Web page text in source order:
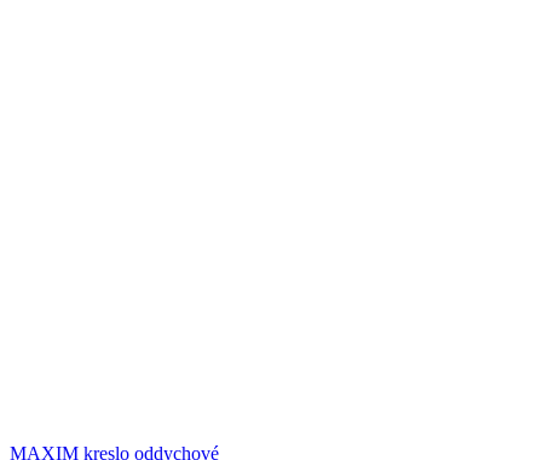
MAXIM kreslo oddychové